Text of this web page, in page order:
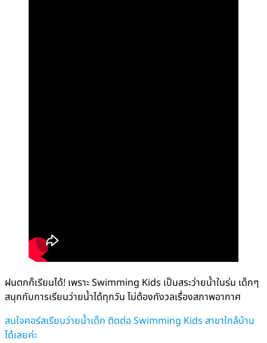
ฝนตกก็เรียนได้! เพราะ Swimming Kids เป็นสระว่ายน้ำในร่ม เด็กๆ
สนุกกับการเรียนว่ายน้ำได้ทุกวัน ไม่ต้องกังวลเรื่องสภาพอากาศ
สนใจคอร์สเรียนว่ายน้ำเด็ก ติดต่อ Swimming Kids สาขาใกล้บ้าน
ได้เลยค่ะ